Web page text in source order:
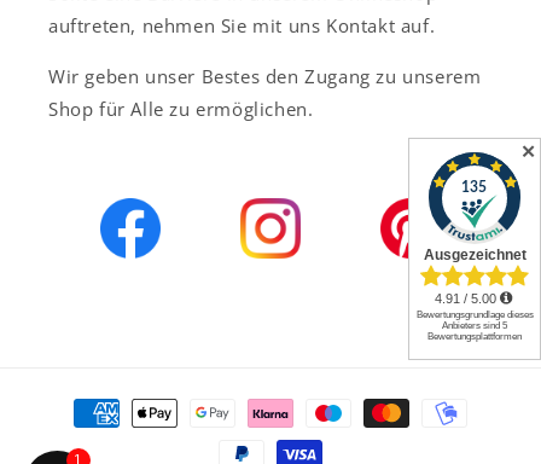
auftreten, nehmen Sie mit uns Kontakt auf.
Wir geben unser Bestes den Zugang zu unserem
Shop für Alle zu ermöglichen.
Zahlungsmethoden
✕
1